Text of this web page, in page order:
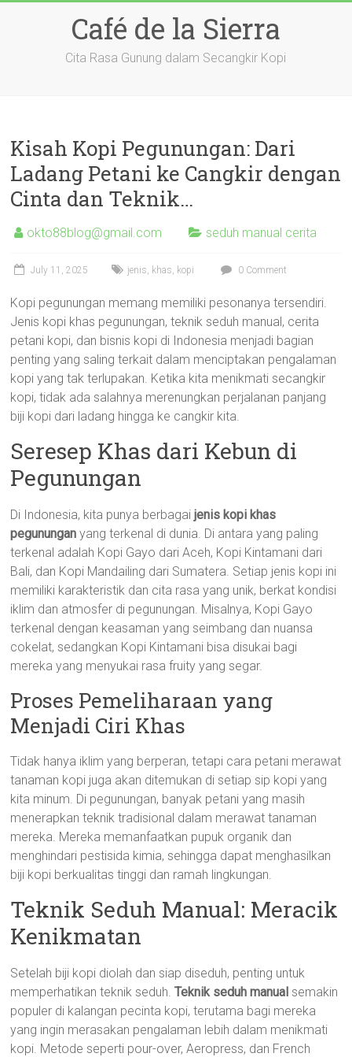
Café de la Sierra
Cita Rasa Gunung dalam Secangkir Kopi
Kisah Kopi Pegunungan: Dari
Ladang Petani ke Cangkir dengan
Cinta dan Teknik…
okto88blog@gmail.com seduh manual cerita
July 11, 2025 jenis, khas, kopi 0 Comment
Kopi pegunungan memang memiliki pesonanya tersendiri.
Jenis kopi khas pegunungan, teknik seduh manual, cerita
petani kopi, dan bisnis kopi di Indonesia menjadi bagian
penting yang saling terkait dalam menciptakan pengalaman
kopi yang tak terlupakan. Ketika kita menikmati secangkir
kopi, tidak ada salahnya merenungkan perjalanan panjang
biji kopi dari ladang hingga ke cangkir kita.
Seresep Khas dari Kebun di
Pegunungan
Di Indonesia, kita punya berbagaijenis kopi khas
pegunungan yang terkenal di dunia. Di antara yang paling
terkenal adalah Kopi Gayo dari Aceh, Kopi Kintamani dari
Bali, dan Kopi Mandailing dari Sumatera. Setiap jenis kopi ini
memiliki karakteristik dan cita rasa yang unik, berkat kondisi
iklim dan atmosfer di pegunungan. Misalnya, Kopi Gayo
terkenal dengan keasaman yang seimbang dan nuansa
cokelat, sedangkan Kopi Kintamani bisa disukai bagi
mereka yang menyukai rasa fruity yang segar.
Proses Pemeliharaan yang
Menjadi Ciri Khas
Tidak hanya iklim yang berperan, tetapi cara petani merawat
tanaman kopi juga akan ditemukan di setiap sip kopi yang
kita minum. Di pegunungan, banyak petani yang masih
menerapkan teknik tradisional dalam merawat tanaman
mereka. Mereka memanfaatkan pupuk organik dan
menghindari pestisida kimia, sehingga dapat menghasilkan
biji kopi berkualitas tinggi dan ramah lingkungan.
Teknik Seduh Manual: Meracik
Kenikmatan
Setelah biji kopi diolah dan siap diseduh, penting untuk
memperhatikan teknik seduh.Teknik seduh manual semakin
populer di kalangan pecinta kopi, terutama bagi mereka
yang ingin merasakan pengalaman lebih dalam menikmati
kopi. Metode seperti pour-over, Aeropress, dan French